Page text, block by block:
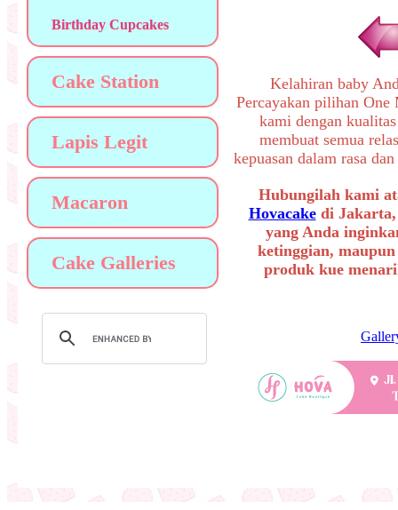
Birthday Cupcakes
Cake Station
Lapis Legit
Macaron
Cake Galleries
Kelahiran baby
Percayakan pilihan
kami dengan
membuat semua
kepuasan dalam rasa
Hubungilah kami
Hovacakedi Jakarta,
yang Anda
ketinggian,
produk kue